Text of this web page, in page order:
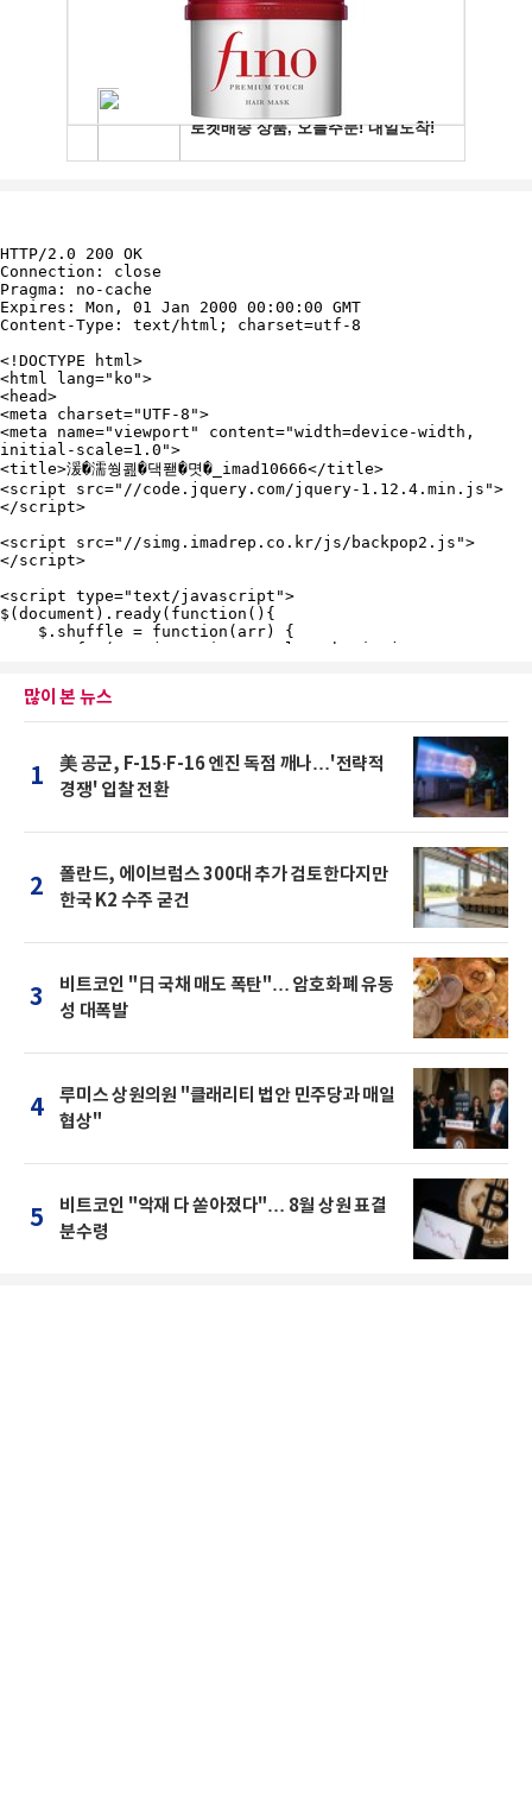
많이 본 뉴스
1
美 공군, F-15·F-16 엔진 독점 깨나…'전략적
경쟁' 입찰 전환
2
폴란드, 에이브럼스 300대 추가 검토한다지만
한국 K2 수주 굳건
3
비트코인 "日 국채 매도 폭탄"… 암호화폐 유동
성 대폭발
4
루미스 상원의원 "클래리티 법안 민주당과 매일
협상"
5
비트코인 "악재 다 쏟아졌다"… 8월 상원 표결
분수령